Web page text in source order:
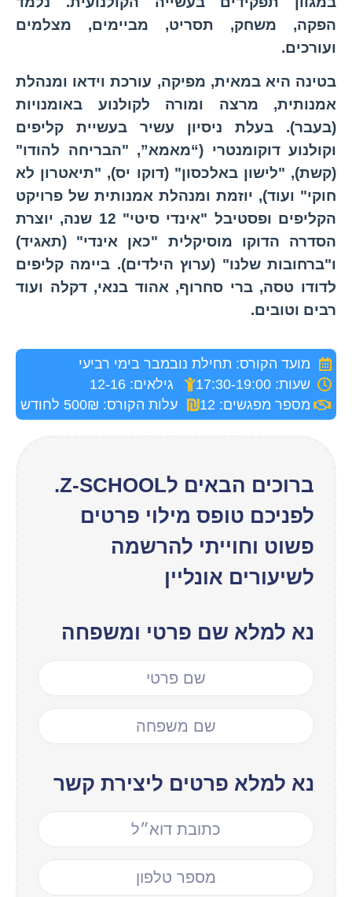
הפקה, משחק, תסריט, מביימים, מצלמים
ועורכים.
בטינה היא במאית, מפיקה, עורכת וידאו ומנהלת
אמנותית, מרצה ומורה לקולנוע באומנויות
(בעבר). בעלת ניסיון עשיר בעשיית קליפים
וקולנוע דוקומנטרי (“מאמא”, "הבריחה להודו"
(קשת), "לישון באלכסון" (דוקו יס), "תיאטרון לא
חוקי" ועוד), יוזמת ומנהלת אמנותית של פרויקט
הקליפים ופסטיבל "אינדי סיטי" 12 שנה, יוצרת
הסדרה הדוקו מוסיקלית "כאן אינדי" (תאגיד)
ו"ברחובות שלנו" (ערוץ הילדים). ביימה קליפים
לדודו טסה, ברי סחרוף, אהוד בנאי, דקלה ועוד
רבים וטובים.
מועד הקורס: תחילת נובמבר בימי רביעי
שעות: 17:30-19:00
גילאים: 12-16
מספר מפגשים: 12
עלות הקורס: 500₪ לחודש
ברוכים הבאים לZ-SCHOOL.
לפניכם טופס מילוי פרטים
פשוט וחוייתי להרשמה
לשיעורים אונליין
נא למלא שם פרטי ומשפחה
נא למלא פרטים ליצירת קשר